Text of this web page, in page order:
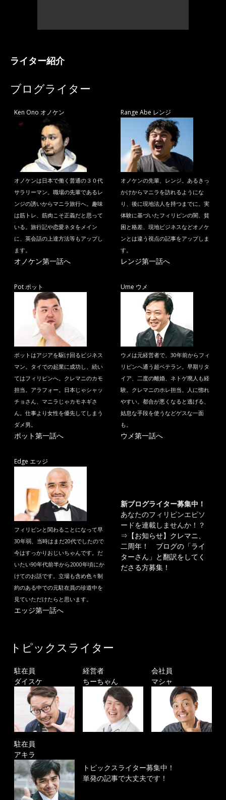
ライター紹介
ブログライター
Ken Ono オノケン
オノケンは日本で働く普通の３０代
サラリーマン。職場の先輩であるレ
ンジの誘いからマニラ旅行へ。趣味
は筋トレ、筋肉こそ正義だと思って
いる。旅行記や恋愛ネタをメイン
に、英会話の上達方法等もアップし
ます。
オノケン第一話へ
Range Abe レンジ
オノケンの先輩、レンジ。あるきっ
かけからマニラを訪れるようにな
り、後に現地法人を持つまでに。実
体験に基づいたフィリピンの闇、貧
困と格差、現地ビジネスなどオノケ
ンとは違う視点の記事をアップしま
す。
レンジ第一話へ
Pot ポット
ポットはアジアを駆け回るビジネス
マン。タイでの起業に成功し、続い
てはフィリピンへ。クレマニのカモ
担当。アラフォー。日本じゃシャッ
チョさん、マニラじゃカモネギさ
ん。仕事より女性を優先してしまう
ダメ男。
ポット第一話へ
Ume ウメ
ウメは元経営者で、30年前からフィ
リピンへ通う超ベテラン。早期リタ
イア、二度の離婚、ネトゲ廃人も経
験。クレマニのホレ担当。人に惚れ
やすい。都合が悪くなると逃げる、
姑息な手段を使うなどゲスな一面
も。
ウメ第一話へ
Edge エッジ
フィリピンと関わることになって早
30年弱、当時はまだ20代でしたので
今はすっかりおじいちゃんです。だ
いたい90年代前半から2000年頃にか
けてのお話です。立場も含め色々制
約のある中での元駐在員の珍道中を
見ていただけたらと思います。
エッジ第一話へ
新ブログライター募集中！
あなたのフィリピンエピソ
ードを連載しませんか！？
⇒ 【お知らせ】クレマニ、
二周年！ ブログの「ライ
ターさん」と翻訳をしてく
ださる方募集！
トピックスライター
駐在員
ダイスケ
経営者
ちーちゃん
会社員
マシャ
駐在員
アキラ
トピックスライター募集中！
単発の記事で大丈夫です！